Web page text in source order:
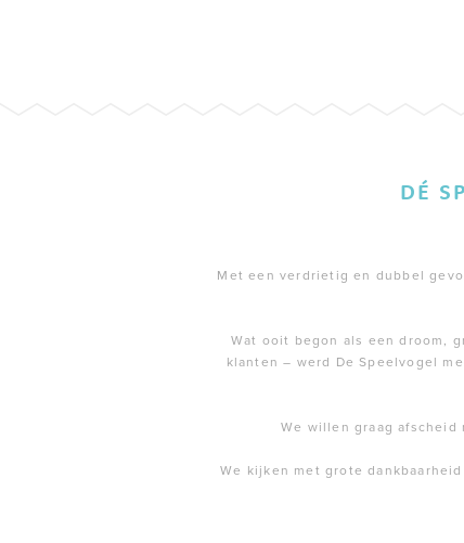
DÉ
Met een verdrietig en dubbel
Wat ooit begon als een droom,
klanten – werd De Speelvogel
We willen graag
We kijken met grote